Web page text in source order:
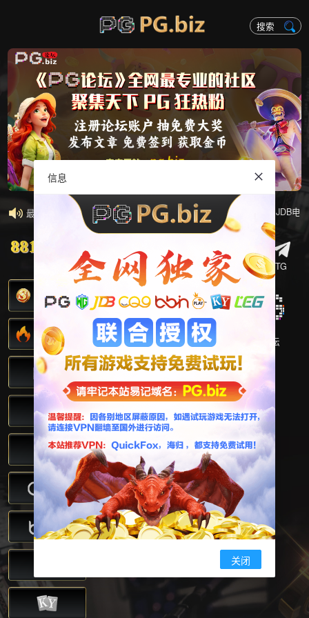
最新公告:
子游戏的老哥们，来到电子试玩网！本站由【PG电子，WG电子，JDB电
88151.CC
苹果 安卓 技巧 聊聊 TG
PG论坛福利
PG电子真假验
证
PG论坛
海归VPN
信息
关闭